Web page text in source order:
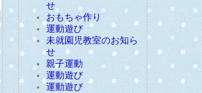
せ
おもちゃ作り
運動遊び
未就園児教室のお知ら
せ
親子運動
運動遊び
運動遊び